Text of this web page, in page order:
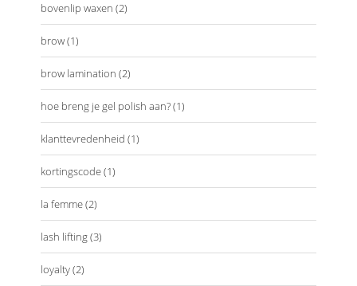
bovenlip waxen (2)
brow(1)
brow lamination (2)
hoe breng je gel polish aan?(1)
klanttevredenheid (1)
kortingscode(1)
la femme(2)
lash lifting(3)
loyalty(2)